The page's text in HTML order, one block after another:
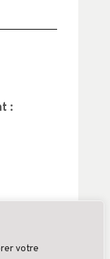
votre
: